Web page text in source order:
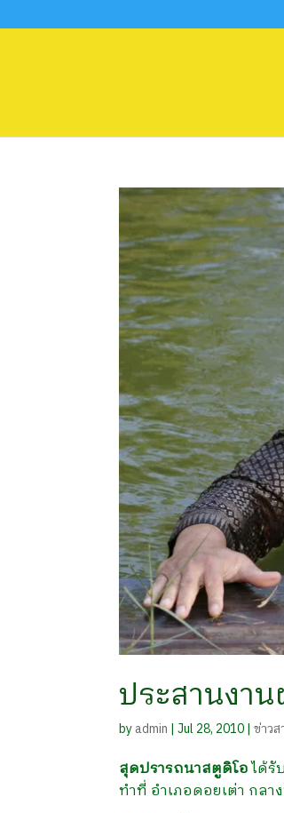
ประสานงา
byadmin |Jul 28, 2010|ข่าว
สุดปรารถนาสตูดิโอได้รั
ทำที่ อำเภอดอยเต่า กลา